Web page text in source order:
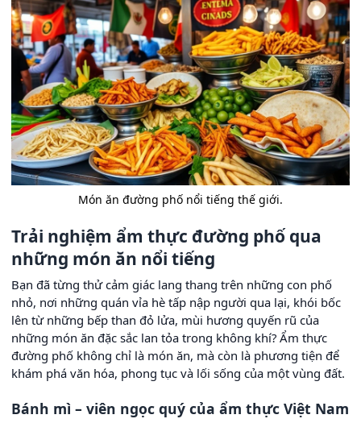
Món ăn đường phố nổi tiếng thế giới.
Trải nghiệm ẩm thực đường phố qua
những món ăn nổi tiếng
Bạn đã từng thử cảm giác lang thang trên những con phố
nhỏ, nơi những quán vỉa hè tấp nập người qua lại, khói bốc
lên từ những bếp than đỏ lửa, mùi hương quyến rũ của
những món ăn đặc sắc lan tỏa trong không khí? Ẩm thực
đường phố không chỉ là món ăn, mà còn là phương tiện để
khám phá văn hóa, phong tục và lối sống của một vùng đất.
Bánh mì – viên ngọc quý của ẩm thực Việt Nam